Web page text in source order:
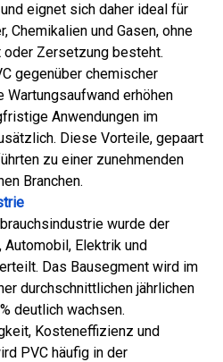
eignet sich daher ideal für
Chemikalien und Gasen, ohne
Zersetzung besteht.
gegenüber chemischer
Wartungsaufwand erhöhen
Anwendungen im
Diese Vorteile, gepaart
zu einer zunehmenden
Branchen.
wurde der
Automobil, Elektrik und
Das Bausegment wird im
durchschnittlichen jährlichen
deutlich wachsen.
Kosteneffizienz und
PVC häufig in der